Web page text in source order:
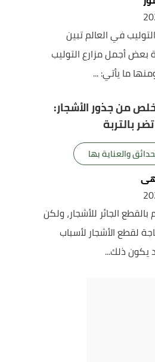
في العالم تبين
بعض أجمل مزارع التوليب
ما يأتي: ...
من جذور الأشجار:
بالتربة
والعناية بها
بالقطع الجائر للأشجار، ولكن
لقطع الأشجار لأسباب
يكون ذلك...